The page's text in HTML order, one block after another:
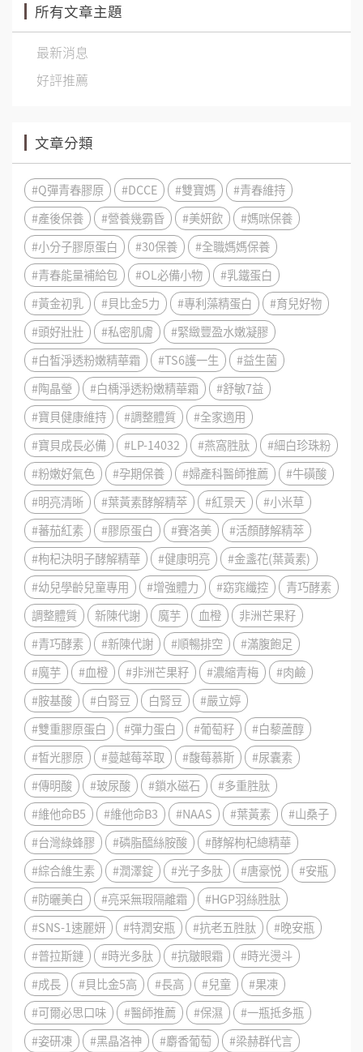
所有文章主題
最新消息
好評推薦
文章分類
#Q彈青春膠原 #DCCE #雙寶媽
#青春維持
#產後保養
#營養幾霸昏 #美妍飲
#媽咪保養
#小分子膠原蛋白
#30保養
#全職媽媽保養
#青春能量補給包
#OL必備小物
#乳鐵蛋白
#黃金初乳
#貝比金5力 #專利藻精蛋白
#育兒好物
#頭好壯壯
#私密肌膚
#緊緻豐盈水嫩凝膠
#白皙淨透粉嫩精華霜
#TS6護一生
#益生菌
#陶晶瑩
#白楀淨透粉嫩精華霜
#舒敏7益
#寶貝健康維持
#調整體質
#全家適用
#寶貝成長必備
#LP-14032 #燕窩胜肽
#細白珍珠粉
#粉嫩好氣色
#孕期保養 #婦產科醫師推薦
#牛磺酸
#明亮清晰
#葉黃素酵解精萃 #紅景天
#小米草
#蕃茄紅素
#膠原蛋白 #賽洛美
#活顏酵解精萃
#枸杞決明子酵解精華
#健康明亮
#金盞花(葉黃素)
#幼兒學齡兒童專用
#增強體力 #窈窕纖控
青巧酵素
調整體質
新陳代謝 魔芋 血橙
非洲芒果籽
#青巧酵素
#新陳代謝 #順暢排空
#滿腹飽足
#魔芋
#血橙 #非洲芒果籽 #濃縮青梅
#肉鹼
#胺基酸
#白腎豆 白腎豆
#嚴立婷
#雙重膠原蛋白
#彈力蛋白 #葡萄籽
#白藜蘆醇
#皙光膠原
#蔓越莓萃取 #馥莓慕斯
#尿囊素
#傳明酸
#玻尿酸 #鎖水磁石
#多重胜肽
#維他命B5
#維他命B3 #NAAS #葉黃素
#山桑子
#台灣綠蜂膠
#磷脂醯絲胺酸
#酵解枸杞總精華
#綜合維生素
#潤澤錠 #光子多肽 #唐豪悦
#安瓶
#防曬美白
#亮采無瑕隔離霜
#HGP羽絲胜肽
#SNS-1速麗妍
#特潤安瓶 #抗老五胜肽
#晚安瓶
#普拉斯鏈
#時光多肽 #抗皺眼霜
#時光燙斗
#成長
#貝比金5高 #長高 #兒童
#果凍
#可爾必思口味
#醫師推薦 #保濕
#一瓶抵多瓶
#姿研凍
#黑晶洛神 #麝香葡萄 #梁赫群代言